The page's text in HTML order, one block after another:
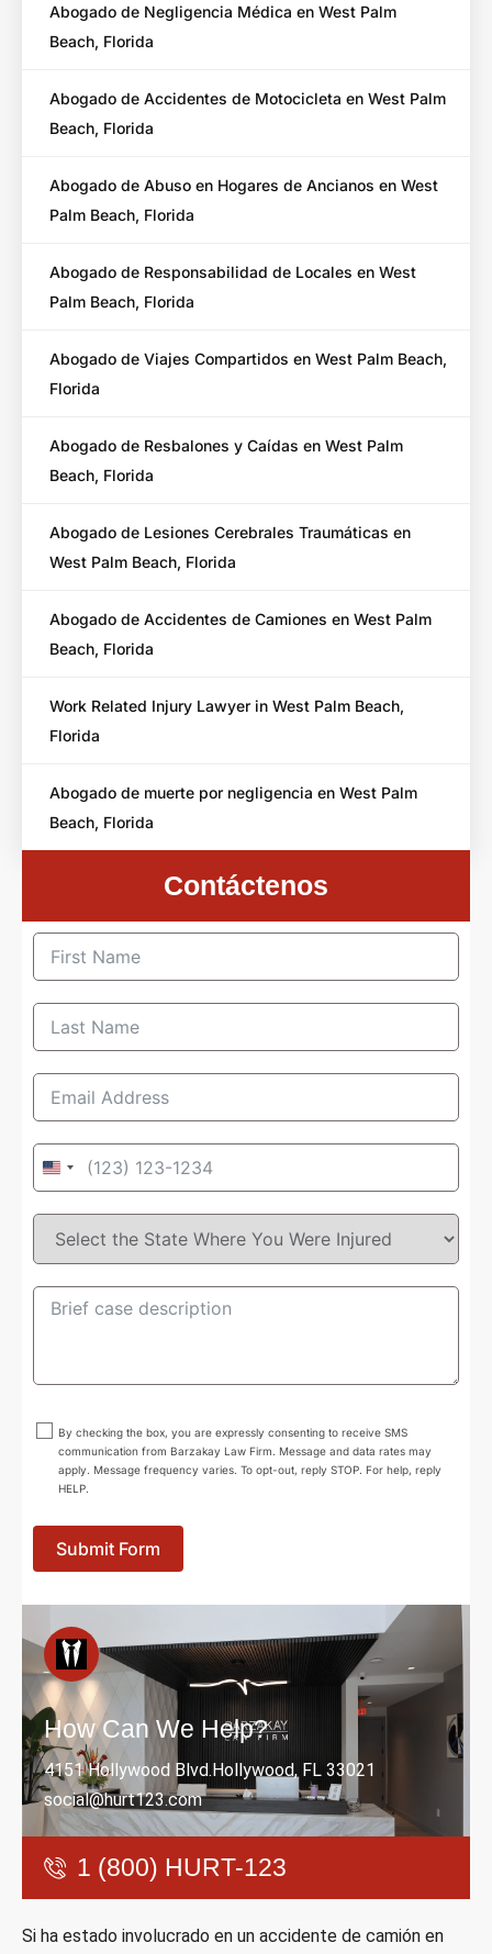
Abogado de Negligencia Médica en West Palm
Beach, Florida
Abogado de Accidentes de Motocicleta en West Palm
Beach, Florida
Abogado de Abuso en Hogares de Ancianos en West
Palm Beach, Florida
Abogado de Responsabilidad de Locales en West
Palm Beach, Florida
Abogado de Viajes Compartidos en West Palm Beach,
Florida
Abogado de Resbalones y Caídas en West Palm
Beach, Florida
Abogado de Lesiones Cerebrales Traumáticas en
West Palm Beach, Florida
Abogado de Accidentes de Camiones en West Palm
Beach, Florida
Work Related Injury Lawyer in West Palm Beach,
Florida
Abogado de muerte por negligencia en West Palm
Beach, Florida
Contáctenos
United
+1
By checking the box, you are expressly consenting to receive SMS
communication from Barzakay Law Firm. Message and data rates may
apply. Message frequency varies. To opt-out, reply STOP. For help, reply
HELP.
Submit Form
How Can We Help?
4151 Hollywood Blvd.Hollywood, FL 33021
social@hurt123.com
1 (800) HURT-123
Si ha estado involucrado en un accidente de camión en